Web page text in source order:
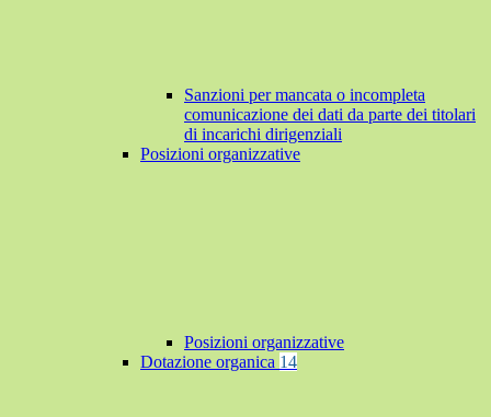
Sanzioni per mancata o incompleta
comunicazione dei dati da parte dei titolari
di incarichi dirigenziali
Posizioni organizzative
Posizioni organizzative
Dotazione organica 14